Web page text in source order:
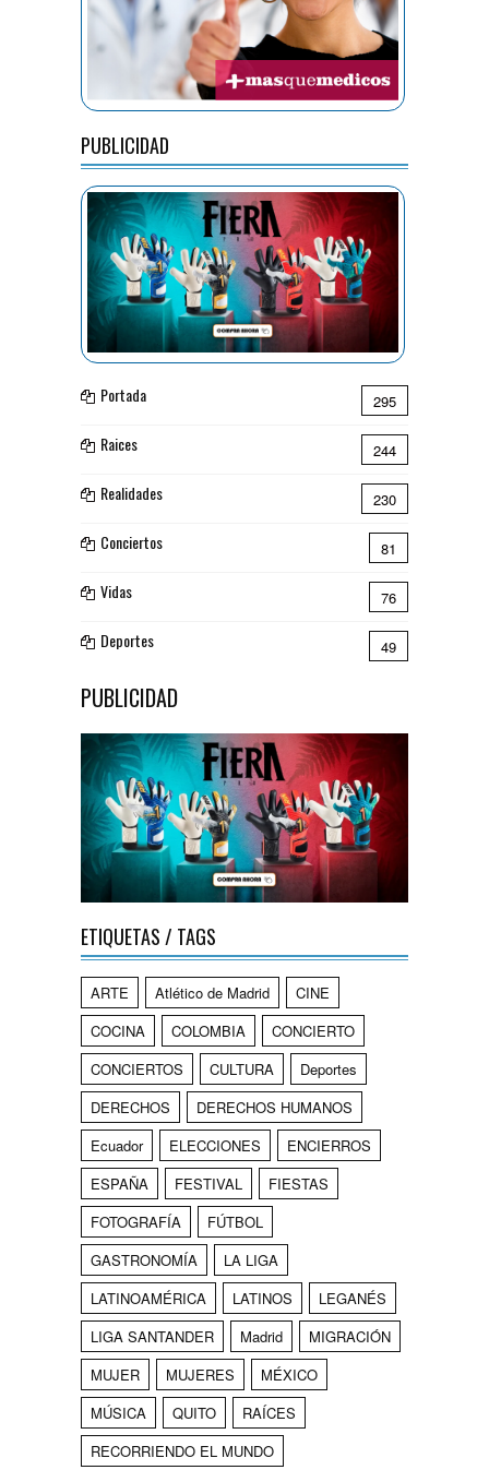
PUBLICIDAD
Portada 295
Raices 244
Realidades 230
Conciertos 81
Vidas 76
Deportes 49
PUBLICIDAD
ETIQUETAS / TAGS
ARTE Atlético de Madrid
CINE
COCINA
COLOMBIA
CONCIERTO
CONCIERTOS
CULTURA
Deportes
DERECHOS
DERECHOS HUMANOS
Ecuador
ELECCIONES
ENCIERROS
ESPAÑA
FESTIVAL
FIESTAS
FOTOGRAFÍA
FÚTBOL
GASTRONOMÍA
LA LIGA
LATINOAMÉRICA
LATINOS
LEGANÉS
LIGA SANTANDER
Madrid
MIGRACIÓN
MUJER
MUJERES
MÉXICO
MÚSICA
QUITO
RAÍCES
RECORRIENDO EL MUNDO